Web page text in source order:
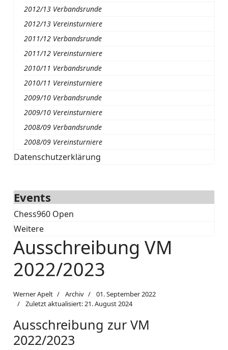
2012/13 Verbandsrunde
2012/13 Vereinsturniere
2011/12 Verbandsrunde
2011/12 Vereinsturniere
2010/11 Verbandsrunde
2010/11 Vereinsturniere
2009/10 Verbandsrunde
2009/10 Vereinsturniere
2008/09 Verbandsrunde
2008/09 Vereinsturniere
Datenschutzerklärung
Events
Chess960 Open
Weitere
Ausschreibung VM
2022/2023
Werner Apelt Archiv
01. September 2022
Zuletzt aktualisiert: 21. August 2024
Ausschreibung zur VM
2022/2023